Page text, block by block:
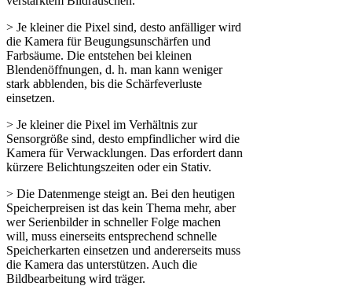
> Je kleiner die Pixel sind, desto anfälliger wird
die Kamera für Beugungsunschärfen und
Farbsäume. Die entstehen bei kleinen
Blendenöffnungen, d. h. man kann weniger
stark abblenden, bis die Schärfeverluste
einsetzen.
> Je kleiner die Pixel im Verhältnis zur
Sensorgröße sind, desto empfindlicher wird die
Kamera für Verwacklungen. Das erfordert dann
kürzere Belichtungszeiten oder ein Stativ.
> Die Datenmenge steigt an. Bei den heutigen
Speicherpreisen ist das kein Thema mehr, aber
wer Serienbilder in schneller Folge machen
will, muss einerseits entsprechend schnelle
Speicherkarten einsetzen und andererseits muss
die Kamera das unterstützen. Auch die
Bildbearbeitung wird träger.